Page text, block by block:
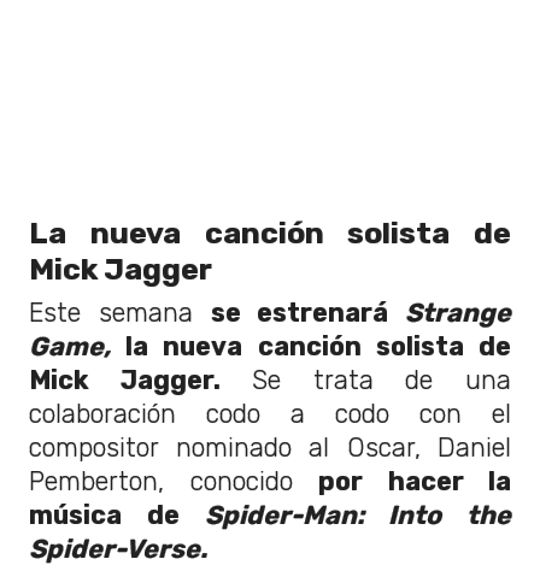
La nueva canción solista de
Mick Jagger
Este semana se estrenará Strange
Game, la nueva canción solista de
Mick Jagger. Se trata de una
colaboración codo a codo con el
compositor nominado al Oscar, Daniel
Pemberton, conocido por hacer la
música de Spider-Man: Into the
Spider-Verse.